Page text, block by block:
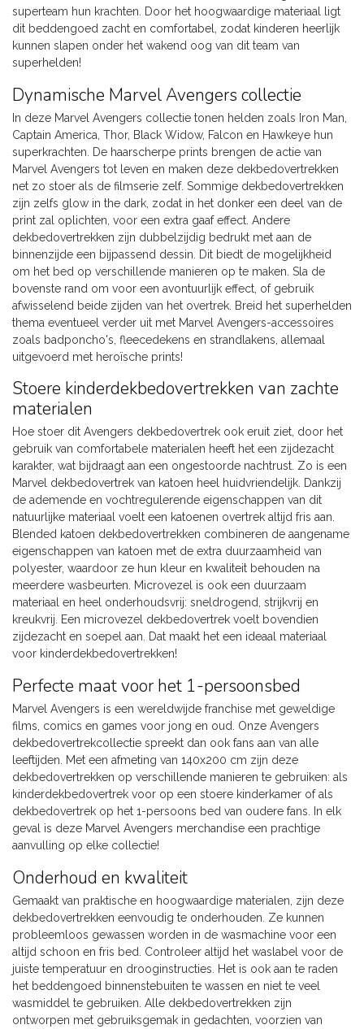
superteam hun krachten. Door het hoogwaardige materiaal ligt
dit beddengoed zacht en comfortabel, zodat kinderen heerlijk
kunnen slapen onder het wakend oog van dit team van
superhelden!
Dynamische Marvel Avengers collectie
In deze Marvel Avengers collectie tonen helden zoals Iron Man,
Captain America, Thor, Black Widow, Falcon en Hawkeye hun
superkrachten. De haarscherpe prints brengen de actie van
Marvel Avengers tot leven en maken deze dekbedovertrekken
net zo stoer als de filmserie zelf. Sommige dekbedovertrekken
zijn zelfs glow in the dark, zodat in het donker een deel van de
print zal oplichten, voor een extra gaaf effect. Andere
dekbedovertrekken zijn dubbelzijdig bedrukt met aan de
binnenzijde een bijpassend dessin. Dit biedt de mogelijkheid
om het bed op verschillende manieren op te maken. Sla de
bovenste rand om voor een avontuurlijk effect, of gebruik
afwisselend beide zijden van het overtrek. Breid het superhelden
thema eventueel verder uit met Marvel Avengers-accessoires
zoals badponcho's, fleecedekens en strandlakens, allemaal
uitgevoerd met heroïsche prints!
Stoere kinderdekbedovertrekken van zachte
materialen
Hoe stoer dit Avengers dekbedovertrek ook eruit ziet, door het
gebruik van comfortabele materialen heeft het een zijdezacht
karakter, wat bijdraagt aan een ongestoorde nachtrust. Zo is een
Marvel dekbedovertrek van katoen heel huidvriendelijk. Dankzij
de ademende en vochtregulerende eigenschappen van dit
natuurlijke materiaal voelt een katoenen overtrek altijd fris aan.
Blended katoen dekbedovertrekken combineren de aangename
eigenschappen van katoen met de extra duurzaamheid van
polyester, waardoor ze hun kleur en kwaliteit behouden na
meerdere wasbeurten. Microvezel is ook een duurzaam
materiaal en heel onderhoudsvrij: sneldrogend, strijkvrij en
kreukvrij. Een microvezel dekbedovertrek voelt bovendien
zijdezacht en soepel aan. Dat maakt het een ideaal materiaal
voor kinderdekbedovertrekken!
Perfecte maat voor het 1-persoonsbed
Marvel Avengers is een wereldwijde franchise met geweldige
films, comics en games voor jong en oud. Onze Avengers
dekbedovertrekcollectie spreekt dan ook fans aan van alle
leeftijden. Met een afmeting van 140x200 cm zijn deze
dekbedovertrekken op verschillende manieren te gebruiken: als
kinderdekbedovertrek voor op een stoere kinderkamer of als
dekbedovertrek op het 1-persoons bed van oudere fans. In elk
geval is deze Marvel Avengers merchandise een prachtige
aanvulling op elke collectie!
Onderhoud en kwaliteit
Gemaakt van praktische en hoogwaardige materialen, zijn deze
dekbedovertrekken eenvoudig te onderhouden. Ze kunnen
probleemloos gewassen worden in de wasmachine voor een
altijd schoon en fris bed. Controleer altijd het waslabel voor de
juiste temperatuur en drooginstructies. Het is ook aan te raden
het beddengoed binnenstebuiten te wassen en niet te veel
wasmiddel te gebruiken. Alle dekbedovertrekken zijn
ontworpen met gebruiksgemak in gedachten, voorzien van